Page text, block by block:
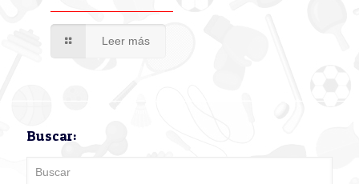
Leer más
Buscar: